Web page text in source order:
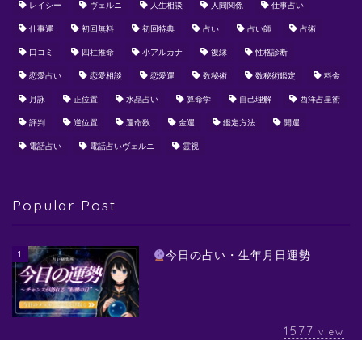
レイシー ヴェルニ 人生相談 人間関係 仕事占い
仕事運 初回無料 初回特典 占い 占い師 占術
口コミ 四柱推命 小アルカナ 復縁 性格診断
恋愛占い 恋愛相談 恋愛運 数秘術 数秘術鑑定 料金
月詠 正位置 水晶占い 算命学 自己理解 西洋占星術
評判 逆位置 運命数 金運 鑑定方法 開運
電話占い 電話占いヴェルニ 霊視
Popular Post
1 今日の占い・生年月日運勢
1577 view